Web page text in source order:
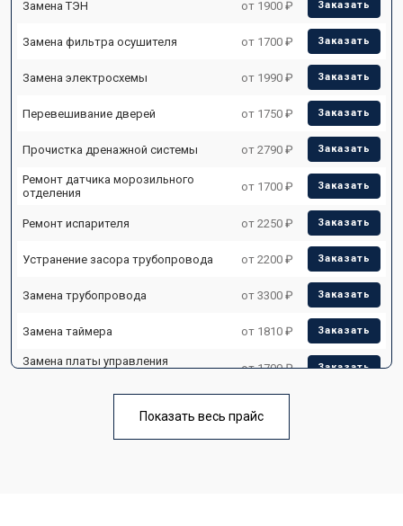
Замена ТЭН от 1900 ₽ Заказать
Замена фильтра осушителя от 1700 ₽ Заказать
Замена электросхемы от 1990 ₽ Заказать
Перевешивание дверей от 1750 ₽ Заказать
Прочистка дренажной системы от 2790 ₽ Заказать
Ремонт датчика морозильного
отделения
от 1700 ₽ Заказать
Ремонт испарителя от 2250 ₽ Заказать
Устранение засора трубопровода от 2200 ₽ Заказать
Замена трубопровода от 3300 ₽ Заказать
Замена таймера от 1810 ₽ Заказать
Замена платы управления
от 1700 ₽ Заказать
Ремонт/замена датчика
Замена термостата от 1700 ₽
Показать весь прайс